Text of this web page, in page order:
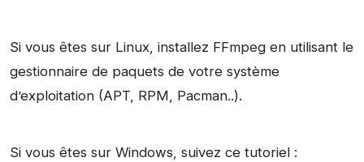
Si vous êtes sur Linux, installez FFmpeg en utilisant le
gestionnaire de paquets de votre système
d’exploitation (APT, RPM, Pacman..).
Si vous êtes sur Windows, suivez ce tutoriel :